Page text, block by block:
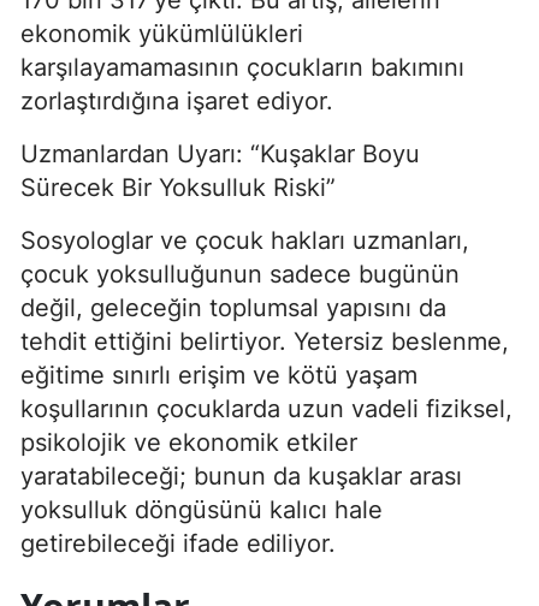
ekonomik yükümlülükleri
karşılayamamasının çocukların bakımını
zorlaştırdığına işaret ediyor.
Uzmanlardan Uyarı: “Kuşaklar Boyu
Sürecek Bir Yoksulluk Riski”
Sosyologlar ve çocuk hakları uzmanları,
çocuk yoksulluğunun sadece bugünün
değil, geleceğin toplumsal yapısını da
tehdit ettiğini belirtiyor. Yetersiz beslenme,
eğitime sınırlı erişim ve kötü yaşam
koşullarının çocuklarda uzun vadeli fiziksel,
psikolojik ve ekonomik etkiler
yaratabileceği; bunun da kuşaklar arası
yoksulluk döngüsünü kalıcı hale
getirebileceği ifade ediliyor.